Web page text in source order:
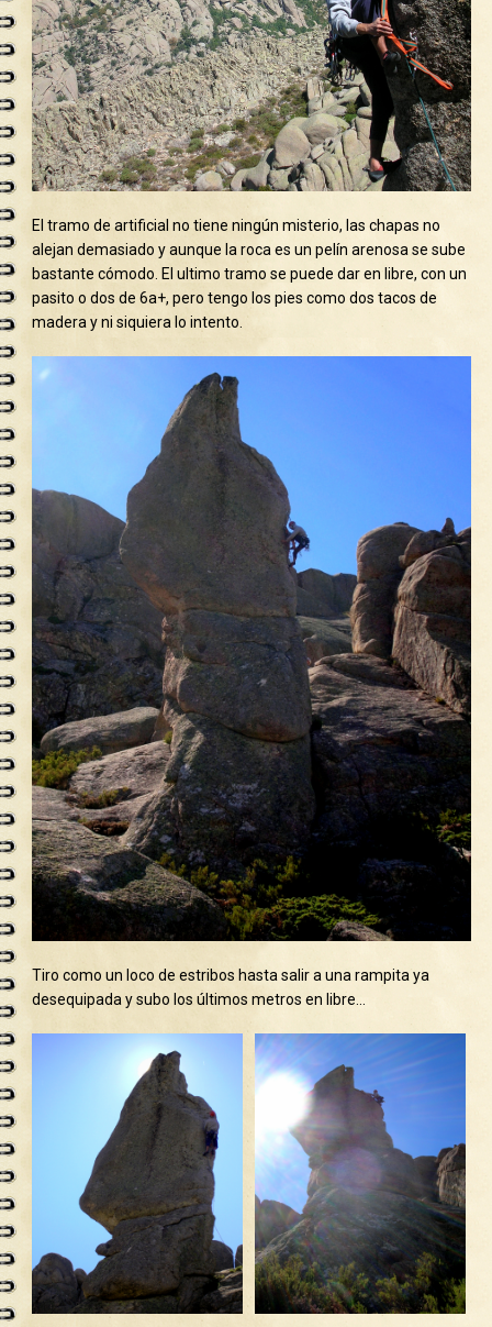
El tramo de artificial no tiene ningún misterio, las chapas no
alejan demasiado y aunque la roca es un pelín arenosa se sube
bastante cómodo. El ultimo tramo se puede dar en libre, con un
pasito o dos de 6a+, pero tengo los pies como dos tacos de
madera y ni siquiera lo intento.
Tiro como un loco de estribos hasta salir a una rampita ya
desequipada y subo los últimos metros en libre…